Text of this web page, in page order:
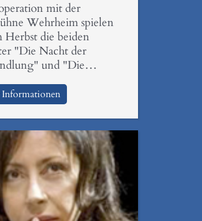
mit der
Wehrheim spielen
die beiden
"Die Nacht der
und "Die…